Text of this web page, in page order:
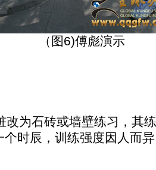
（图6)傅彪演示
为石砖或墙壁练习，其
个时辰，训练强度因人而